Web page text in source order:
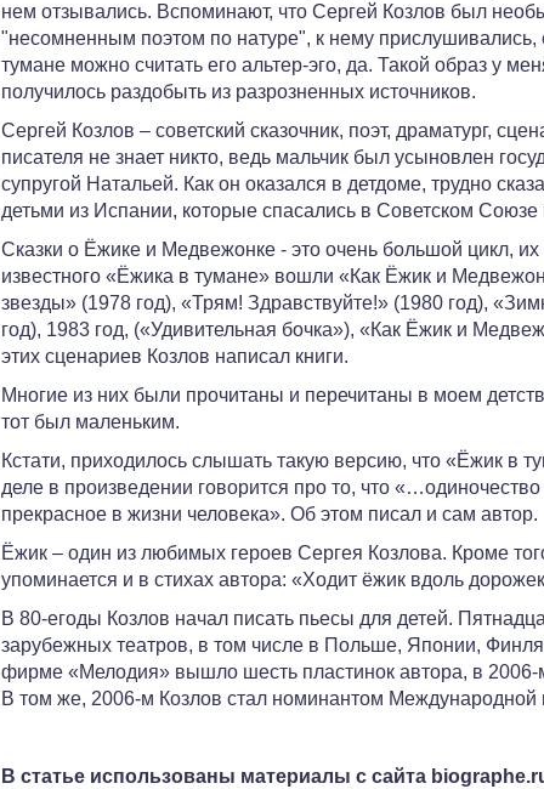
нем отзывались. Вспоминают, что Сергей Козлов был
"несомненным поэтом по натуре", к нему
тумане можно считать его альтер-эго, да. Такой образ у
получилось раздобыть из разрозненных источников.
Сергей Козлов – советский сказочник, поэт, драматург,
писателя не знает никто, ведь мальчик был усыновлен
супругой Натальей. Как он оказался в детдоме, трудно
детьми из Испании, которые спасались в Советском
Сказки о Ёжике и Медвежонке - это очень большой цикл,
известного «Ёжика в тумане» вошли «Как Ёжик и
звезды» (1978 год), «Трям! Здравствуйте!» (1980 год),
год), 1983 год, («Удивительная бочка»), «Как Ёжик и
этих сценариев Козлов написал книги.
Многие из них были прочитаны и перечитаны в моем
тот был маленьким.
Кстати, приходилось слышать такую версию, что «Ёжик в
деле в произведении говорится про то, что
прекрасное в жизни человека». Об этом писал и сам автор.
Ёжик – один из любимых героев Сергея Козлова. Кроме
упоминается и в стихах автора: «Ходит ёжик вдоль
В 80-егоды Козлов начал писать пьесы для детей.
зарубежных театров, в том числе в Польше, Японии,
фирме «Мелодия» вышло шесть пластинок автора, в 2006-
В том же, 2006-м Козлов стал номинантом Международной
В статье использованы материалы с сайта